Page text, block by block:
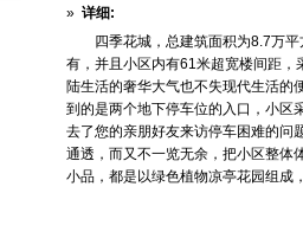
» 详细:
四季花城，总建筑面积为8.7万平
有，并且小区内有61米超宽楼间距
陆生活的奢华大气也不失现代生活的
到的是两个地下停车位的入口，小区
去了您的亲朋好友来访停车困难的问
通透，而又不一览无余，把小区整体
小品，都是以绿色植物凉亭花园组成